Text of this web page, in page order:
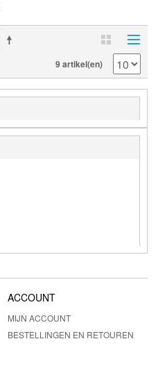
9 artikel(en)
ACCOUNT
MIJN ACCOUNT
BESTELLINGEN EN RETOUREN